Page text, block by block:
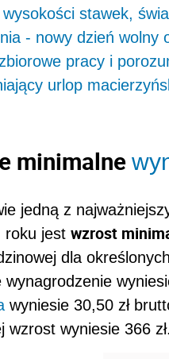
stawek,
- nowy dzień wolny
pracy i
urlop
minimalne
jedną z
roku jest wzrost
dla
wynagrodzenie
wyniesie 30,50 zł
wzrost wyniesie 366